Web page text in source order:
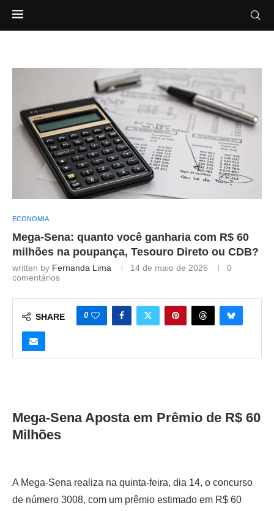
ECONOMIA
Mega-Sena: quanto você ganharia com R$ 60
milhões na poupança, Tesouro Direto ou CDB?
written by Fernanda Lima 14 de maio de 2026
0
comentários
SHARE 0
Mega-Sena Aposta em Prêmio de R$ 60
Milhões
A Mega-Sena realiza na quinta-feira, dia 14, o concurso
de número 3008, com um prêmio estimado em R$ 60